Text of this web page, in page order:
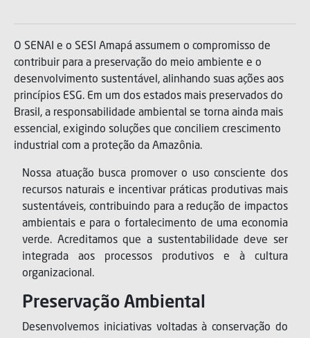
O SENAI e o SESI Amapá assumem o compromisso de
contribuir para a preservação do meio ambiente e o
desenvolvimento sustentável, alinhando suas ações aos
princípios ESG. Em um dos estados mais preservados do
Brasil, a responsabilidade ambiental se torna ainda mais
essencial, exigindo soluções que conciliem crescimento
industrial com a proteção da Amazônia.
Nossa atuação busca promover o uso consciente dos
recursos naturais e incentivar práticas produtivas mais
sustentáveis, contribuindo para a redução de impactos
ambientais e para o fortalecimento de uma economia
verde. Acreditamos que a sustentabilidade deve ser
integrada aos processos produtivos e à cultura
organizacional.
Preservação Ambiental
Desenvolvemos iniciativas voltadas à conservação do